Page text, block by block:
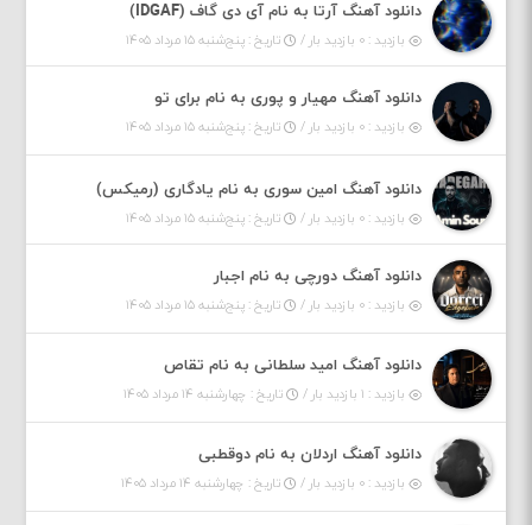
دانلود آهنگ آرتا به نام آی دی گاف (IDGAF)
بازدید : ۰ بازدید بار / تاریخ : پنج‌شنبه ۱۵ مرداد ۱۴۰۵
دانلود آهنگ مهیار و پوری به نام برای تو
بازدید : ۰ بازدید بار / تاریخ : پنج‌شنبه ۱۵ مرداد ۱۴۰۵
دانلود آهنگ امین سوری به نام یادگاری (رمیکس)
بازدید : ۰ بازدید بار / تاریخ : پنج‌شنبه ۱۵ مرداد ۱۴۰۵
دانلود آهنگ دورچی به نام اجبار
بازدید : ۰ بازدید بار / تاریخ : پنج‌شنبه ۱۵ مرداد ۱۴۰۵
دانلود آهنگ امید سلطانی به نام تقاص
بازدید : ۱ بازدید بار / تاریخ : چهارشنبه ۱۴ مرداد ۱۴۰۵
دانلود آهنگ اردلان به نام دوقطبی
بازدید : ۰ بازدید بار / تاریخ : چهارشنبه ۱۴ مرداد ۱۴۰۵